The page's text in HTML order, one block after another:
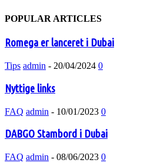
POPULAR ARTICLES
Romega er lanceret i Dubai
Tips admin - 20/04/2024 0
Nyttige links
FAQ admin - 10/01/2023 0
DABGO Stambord i Dubai
FAQ admin - 08/06/2023 0